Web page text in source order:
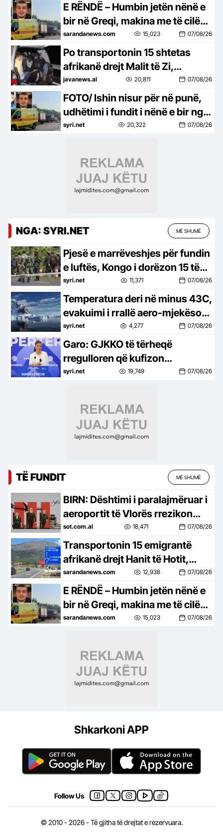
E RËNDË – Humbin jetën nënë e
bir në Greqi, makina me të cilën
udhëtonin për në punë u përplas
me kamionin
sarandanews.com 15,023 07/08/26
Po transportonin 15 shtetas
afrikanë drejt Malit të Zi,
arrestohen dy të rinj në Shkodër
javanews.al 20,811 07/08/26
FOTO/ Ishin nisur për në punë,
udhëtimi i fundit i nënë e bir nga
Shqipëria që vdiqën në
syri.net 20,322 07/08/26
NGA: SYRI.NET MË SHUMË
Pjesë e marrëveshjes për fundin
e luftës, Kongo i dorëzon 15 të
burgosur rebelëve M23
syri.net 11,371 07/08/26
Temperatura deri në minus 43C,
evakuimi i rrallë aero-mjekësor
në Antarktidë
syri.net 4,277 07/08/26
Garo: GJKKO të tërheqë
rregulloren që kufizon
gazetarët, drejtësia nuk mund të
syri.net 19,749 07/08/26
TË FUNDIT MË SHUMË
BIRN: Dështimi i paralajmëruar i
aeroportit të Vlorës rrezikon
qindra milionë euro në arbitrazh
sot.com.al 18,471 07/08/26
Transportonin 15 emigrantë
afrikanë drejt Hanit të Hotit,
arrestohen 2 të rinj nga Fushë
Arrëzi…
sarandanews.com 12,938 07/08/26
E RËNDË – Humbin jetën nënë e
bir në Greqi, makina me të cilën
udhëtonin për në punë u përplas
sarandanews.com 15,023 07/08/26
Shkarkoni APP
Follow Us
© 2010 - 2026 - Të gjitha të drejtat e rezervuara.